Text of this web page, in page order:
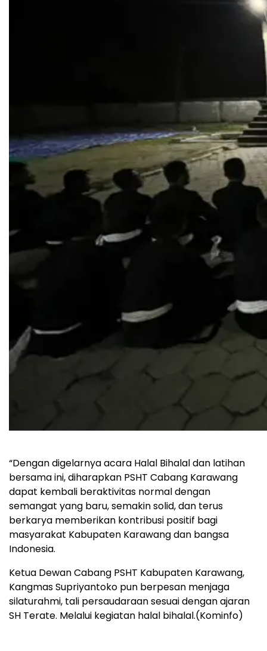
“Dengan digelarnya acara Halal Bihalal dan latihan
bersama ini, diharapkan PSHT Cabang Karawang
dapat kembali beraktivitas normal dengan
semangat yang baru, semakin solid, dan terus
berkarya memberikan kontribusi positif bagi
masyarakat Kabupaten Karawang dan bangsa
Indonesia.
Ketua Dewan Cabang PSHT Kabupaten Karawang,
Kangmas Supriyantoko pun berpesan menjaga
silaturahmi, tali persaudaraan sesuai dengan ajaran
SH Terate. Melalui kegiatan halal bihalal.(Kominfo)